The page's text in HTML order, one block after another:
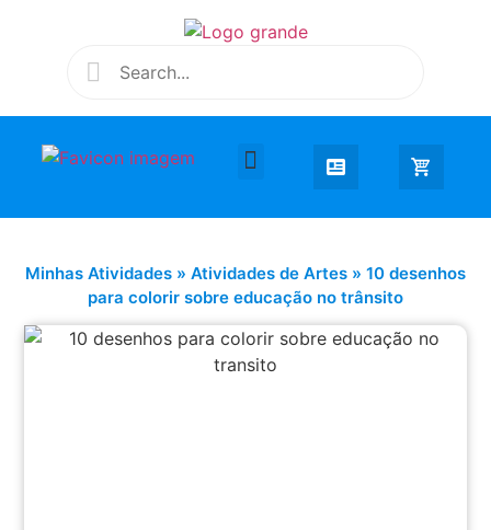
Minhas Atividades » Atividades de Artes » 10 desenhos
para colorir sobre educação no trânsito